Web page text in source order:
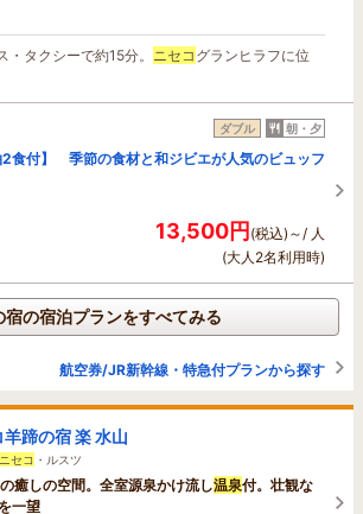
・タクシーで約15分。 ニセコ グランヒラフに位
ダブル 朝・夕
付】 季節の食材と和ジビエが人気のビュッフ
13,500円(税込)～/ 人
(大人2名利用時)
宿の宿泊プランをすべてみる
航空券/JR新幹線・特急付プランから探す
羊蹄の宿 楽 水山
ニセコ ・ルスツ
癒しの空間。全室源泉かけ流し温泉付。壮観な
一望